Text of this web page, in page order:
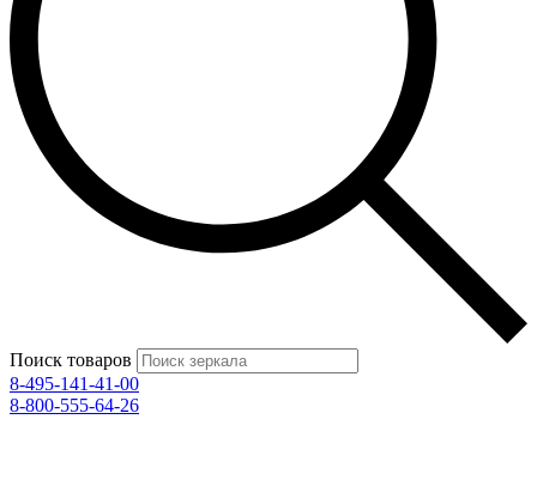
Поиск товаров
8-495-141-41-00
8-800-555-64-26